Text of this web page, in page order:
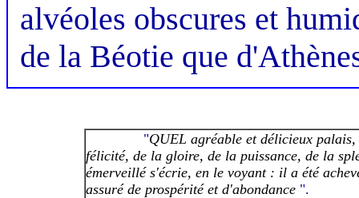
alvéoles obscures et
de la Béotie que
"QUEL agréable et délicieux
félicité, de la gloire, de la puissance, de la
émerveillé s'écrie, en le voyant : il a été
assuré de prospérité et d'abondance ".